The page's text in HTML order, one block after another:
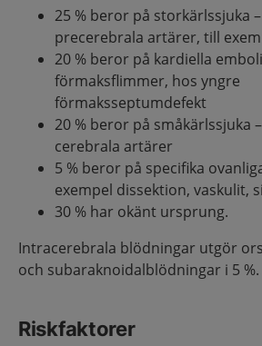
25 % beror på storkärlssjuka
precerebrala artärer, till
20 % beror på kardiella
förmaksflimmer, hos yngre
förmaksseptumdefekt
20 % beror på småkärlssjuka
cerebrala artärer
5 % beror på specifika
exempel dissektion, vaskulit,
30 % har okänt ursprung.
Intracerebrala blödningar utgör
och subaraknoidalblödningar i 5 %.
Riskfaktorer